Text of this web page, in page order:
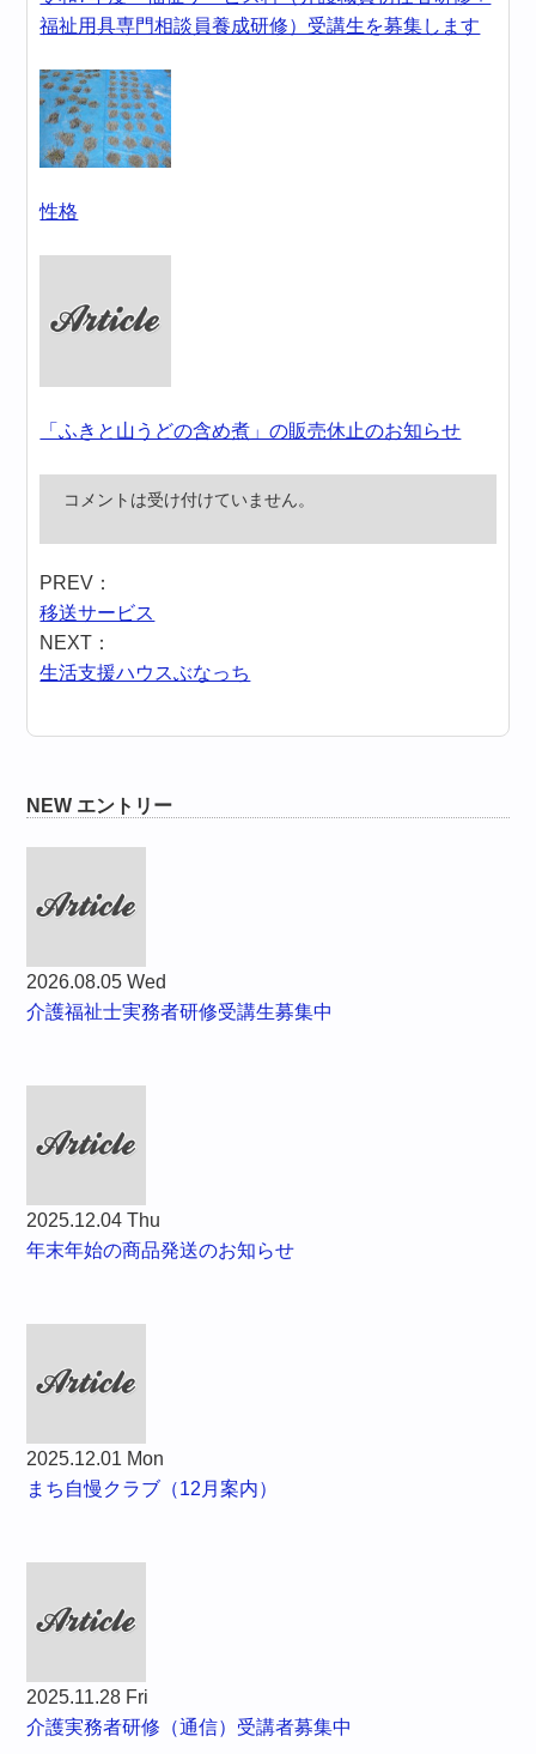
福祉用具専門相談員養成研修）受講生を募集します
性格
「ふきと山うどの含め煮」の販売休止のお知らせ
コメントは受け付けていません。
PREV：
移送サービス
NEXT：
生活支援ハウスぶなっち
NEW エントリー
2026.08.05 Wed
介護福祉士実務者研修受講生募集中
2025.12.04 Thu
年末年始の商品発送のお知らせ
2025.12.01 Mon
まち自慢クラブ（12月案内）
2025.11.28 Fri
介護実務者研修（通信）受講者募集中